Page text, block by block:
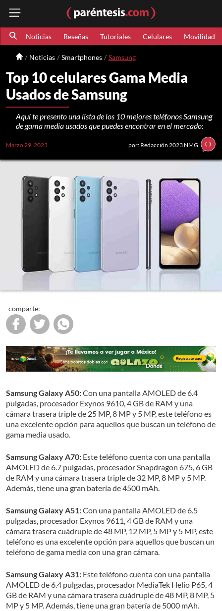
Noticias Reseñas Tutoriales Celulares Movilidad
Noticias Smartphones Samsung
Top 10 celulares Gama Media
Usados de Samsung
Aquí te presento una lista de los 10 mejores teléfonos Samsung
de gama media usados que puedes encontrar en el mercado:
Marzo 29, 2023 por: Redacción 2023 NMG
comparte:
Samsung Galaxy A50:Con una pantalla AMOLED de 6.4
pulgadas, procesador Exynos 9610, 4 GB de RAM y una
cámara trasera triple de 25 MP, 8 MP y 5 MP, este teléfono es
una excelente opción para aquellos que buscan un teléfono de
gama media usado.
Samsung Galaxy A70: Este teléfono cuenta con una pantalla
AMOLED de 6.7 pulgadas, procesador Snapdragon 675, 6 GB
de RAM y una cámara trasera triple de 32 MP, 8 MP y 5 MP.
Además, tiene una gran batería de 4500 mAh.
Samsung Galaxy A51:Con una pantalla AMOLED de 6.5
pulgadas, procesador Exynos 9611, 4 GB de RAM y una
cámara trasera cuádruple de 48 MP, 12 MP, 5 MP y 5 MP, este
teléfono es una excelente opción para aquellos que buscan un
teléfono de gama media con una gran cámara.
Samsung Galaxy A31: Este teléfono cuenta con una pantalla
AMOLED de 6.4 pulgadas, procesador MediaTek Helio P65, 4
GB de RAM y una cámara trasera cuádruple de 48 MP, 8 MP, 5
MP y 5 MP. Además, tiene una gran batería de 5000 mAh.